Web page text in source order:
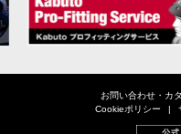
お問い合わせ・カ
Cookieポリシー